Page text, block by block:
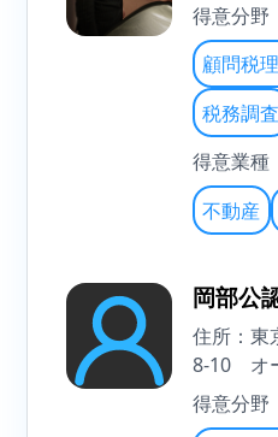
得意分野
顧問税
税務調査
得意業種
不動産
岡部公
住所：東
8-10 オ
得意分野